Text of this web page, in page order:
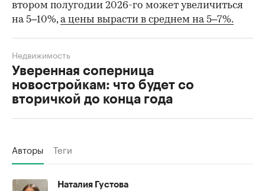
втором полугодии 2026-го может увеличиться
на 5–10%,а цены вырасти в среднем на 5–7%.
Уверенная соперница
новостройкам: что будет со
вторичкой до конца года
Недвижимость
Авторы Теги
Наталия Густова